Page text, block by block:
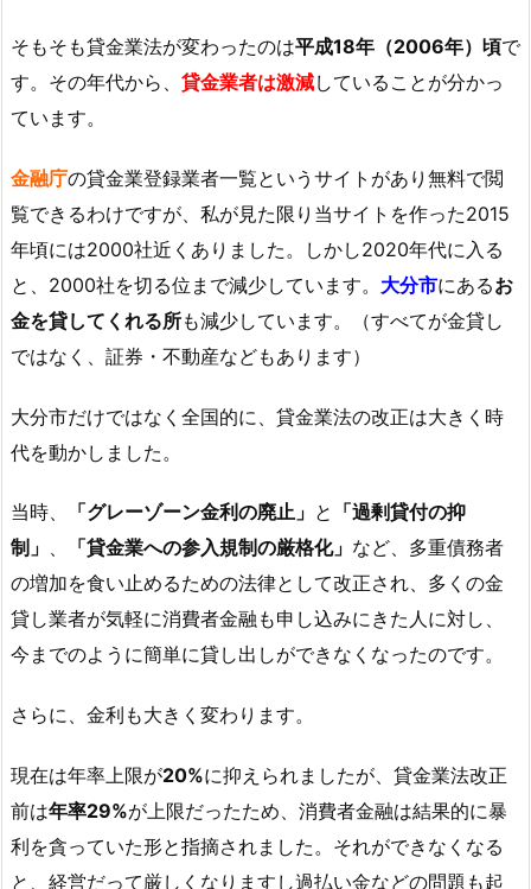
そもそも貸金業法が変わったのは平成18年（2006年）頃で
す。その年代から、 貸金業者は激減していることが分かっ
ています。
金融庁の貸金業登録業者一覧というサイトがあり無料で閲
覧できるわけですが、私が見た限り当サイトを作った2015
年頃には2000社近くありました。しかし2020年代に入る
と、2000社を切る位まで減少しています。 大分市にあるお
金を貸してくれる所も減少しています。（すべてが金貸し
ではなく、証券・不動産などもあります）
大分市だけではなく全国的に、貸金業法の改正は大きく時
代を動かしました。
当時、 「グレーゾーン金利の廃止」 と 「過剰貸付の抑
制」 、 「貸金業への参入規制の厳格化」 など、多重債務者
の増加を食い止めるための法律として改正され、多くの金
貸し業者が気軽に消費者金融も申し込みにきた人に対し、
今までのように簡単に貸し出しができなくなったのです。
さらに、金利も大きく変わります。
現在は年率上限が20%に抑えられましたが、貸金業法改正
前は年率29%が上限だったため、消費者金融は結果的に暴
利を貪っていた形と指摘されました。それができなくなる
と、経営だって厳しくなりますし過払い金などの問題も起